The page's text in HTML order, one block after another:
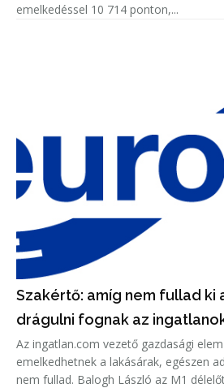
emelkedéssel 10 714 ponton,...
Szakértő: amíg nem fullad ki
drágulni fognak az
Az ingatlan.com vezető gazdasági
emelkedhetnek a lakásárak, egészen
nem fullad. Balogh László az M1 délelőtti műsorában